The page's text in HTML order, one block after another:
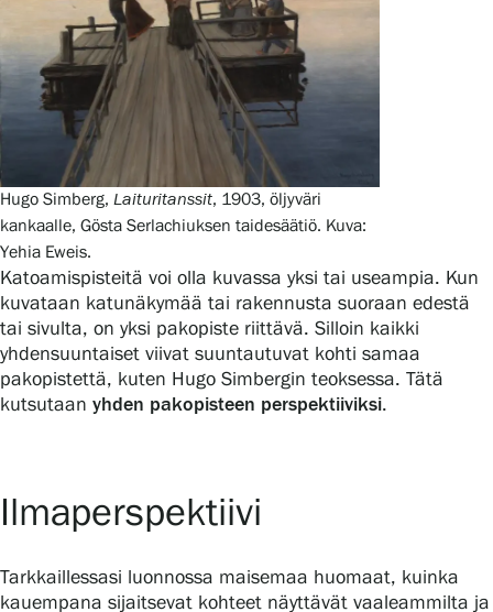
Hugo Simberg, Laituritanssit, 1903, öljyväri
kankaalle, Gösta Serlachiuksen taidesäätiö. Kuva:
Yehia Eweis.
Katoamispisteitä voi olla kuvassa yksi tai useampia. Kun
kuvataan katunäkymää tai rakennusta suoraan edestä
tai sivulta, on yksi pakopiste riittävä. Silloin kaikki
yhdensuuntaiset viivat suuntautuvat kohti samaa
pakopistettä, kuten Hugo Simbergin teoksessa. Tätä
kutsutaan yhden pakopisteen perspektiiviksi.
Ilmaperspektiivi
Tarkkaillessasi luonnossa maisemaa huomaat, kuinka
kauempana sijaitsevat kohteet näyttävät vaaleammilta ja